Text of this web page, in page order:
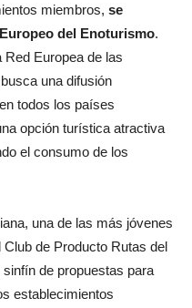
miembros, se
del Enoturismo.
Europea de las
una difusión
todos los países
opción turística atractiva
el consumo de los
una de las más jóvenes
de Producto Rutas del
de propuestas para
establecimientos